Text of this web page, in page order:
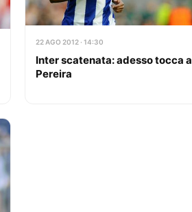
22 AGO 2012 · 14:30
Inter scatenata: adesso tocca a
Pereira